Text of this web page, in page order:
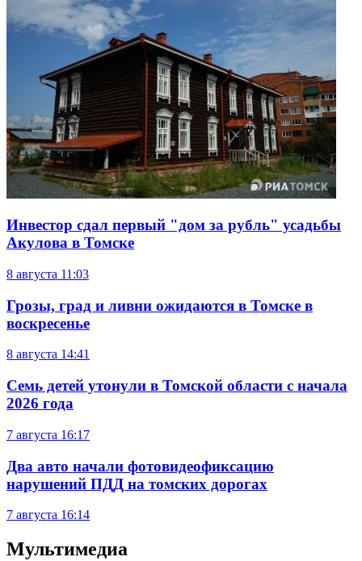
Инвестор сдал первый "дом за рубль" усадьбы
Акулова в Томске
8 августа 11:03
Грозы, град и ливни ожидаются в Томске в
воскресенье
8 августа 14:41
Семь детей утонули в Томской области с начала
2026 года
7 августа 16:17
Два авто начали фотовидеофиксацию
нарушений ПДД на томских дорогах
7 августа 16:14
Мультимедиа